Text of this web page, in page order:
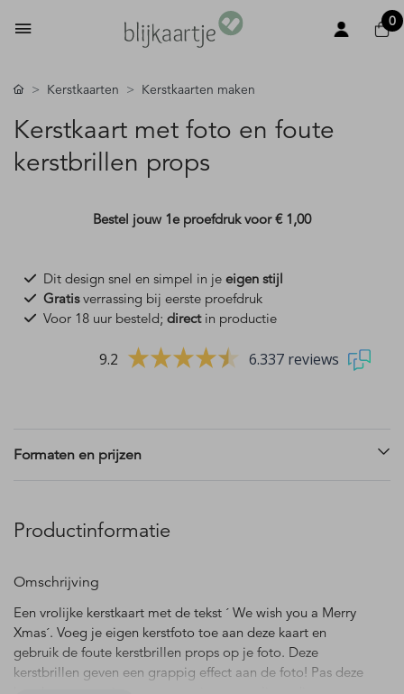
0
Kerstkaarten Kerstkaarten maken
Kerstkaart met foto en foute
kerstbrillen props
Bestel jouw 1e proefdruk voor€ 1,00
Dit design snel en simpel in je eigen stijl
Gratisverrassing bij eerste proefdruk
Voor 18 uur besteld; directin productie
9.2 6.337 reviews
Formaten en prijzen
Productinformatie
Omschrijving
Een vrolijke kerstkaart met de tekst ´ We wish you a Merry
Xmas´. Voeg je eigen kerstfoto toe aan deze kaart en
gebruik de foute kerstbrillen props op je foto. Deze
kerstbrillen geven een grappig effect aan de foto! Pas deze